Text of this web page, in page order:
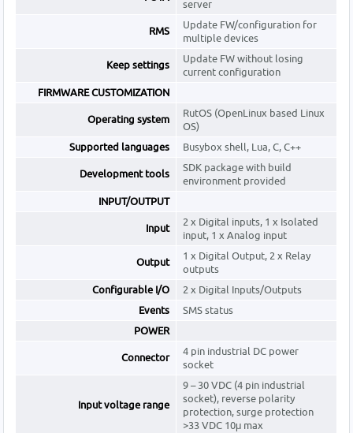
server
RMS
Update FW/configuration for
multiple devices
Keep settings
Update FW without losing
current configuration
FIRMWARE CUSTOMIZATION
Operating system
RutOS (OpenLinux based Linux
OS)
Supported languages
Busybox shell, Lua, C, C++
Development tools
SDK package with build
environment provided
INPUT/OUTPUT
Input
2 x Digital inputs, 1 x Isolated
input, 1 x Analog input
Output
1 x Digital Output, 2 x Relay
outputs
Configurable I/O
2 x Digital Inputs/Outputs
Events
SMS status
POWER
Connector
4 pin industrial DC power
socket
Input voltage range
9 – 30 VDC (4 pin industrial
socket), reverse polarity
protection, surge protection
>33 VDC 10μ max